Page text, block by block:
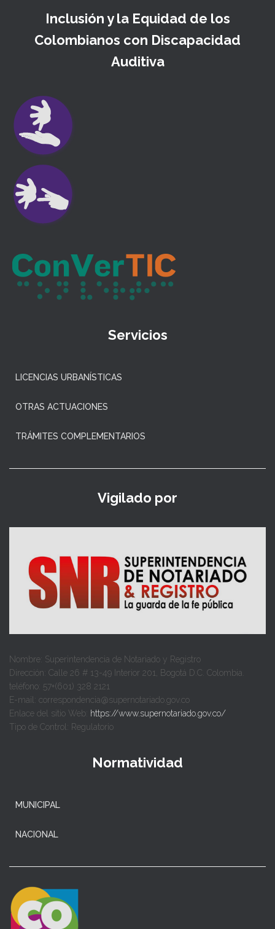
Inclusión y la Equidad de los
Colombianos con Discapacidad
Auditiva
Servicios
LICENCIAS URBANÍSTICAS
OTRAS ACTUACIONES
TRÁMITES COMPLEMENTARIOS
Vigilado por
Nombre: Superintendencia de Notariado y Registro
Dirección: Calle 26 # 13-49 Interior 201, Bogotá D.C. Colombia.
teléfono: 57+(601) 328 2121
E-mail: correspondencia@supernotariado.gov.co
Enlace del sitio Web: https://www.supernotariado.gov.co/
Tipo de Control: Regulatorio
Normatividad
MUNICIPAL
NACIONAL